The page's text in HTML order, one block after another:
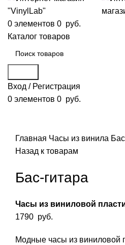
0 элементов 0 руб.
Каталог товаров
Вход / Регистрация
0 элементов 0 руб.
Главная Часы из винила
Назад к товарам
Бас-гитара
Часы из виниловой
1790 руб.
Модные часы из виниловой